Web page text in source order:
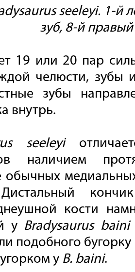
seeleyi. 1-й
зуб, 8-й правый
19 или 20 пар
челюсти, зубы
зубы
внутрь.
seeleyi
наличием
обычных
кости
у Bradysaurus baini
подобного
у B. baini.